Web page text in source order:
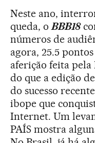
Neste ano,
queda, oBBB18
números de
agora, 25.5
aferição feita pela
do que a edição
do sucesso
ibope que
Internet. Um
PAÍS mostra